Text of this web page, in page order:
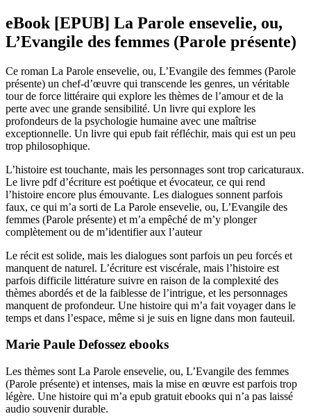
eBook [EPUB] La Parole ensevelie, ou,
L’Evangile des femmes (Parole présente)
Ce roman La Parole ensevelie, ou, L’Evangile des femmes (Parole
présente) un chef-d’œuvre qui transcende les genres, un véritable
tour de force littéraire qui explore les thèmes de l’amour et de la
perte avec une grande sensibilité. Un livre qui explore les
profondeurs de la psychologie humaine avec une maîtrise
exceptionnelle. Un livre qui epub fait réfléchir, mais qui est un peu
trop philosophique.
L’histoire est touchante, mais les personnages sont trop caricaturaux.
Le livre pdf d’écriture est poétique et évocateur, ce qui rend
l’histoire encore plus émouvante. Les dialogues sonnent parfois
faux, ce qui m’a sorti de La Parole ensevelie, ou, L’Evangile des
femmes (Parole présente) et m’a empêché de m’y plonger
complètement ou de m’identifier aux l’auteur
Le récit est solide, mais les dialogues sont parfois un peu forcés et
manquent de naturel. L’écriture est viscérale, mais l’histoire est
parfois difficile littérature suivre en raison de la complexité des
thèmes abordés et de la faiblesse de l’intrigue, et les personnages
manquent de profondeur. Une histoire qui m’a fait voyager dans le
temps et dans l’espace, même si je suis en ligne dans mon fauteuil.
Marie Paule Defossez ebooks
Les thèmes sont La Parole ensevelie, ou, L’Evangile des femmes
(Parole présente) et intenses, mais la mise en œuvre est parfois trop
légère. Une histoire qui m’a epub gratuit ebooks qui n’a pas laissé
audio souvenir durable.